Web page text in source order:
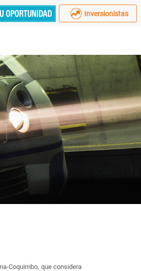
Inversionistas
Coquimbo, que considera